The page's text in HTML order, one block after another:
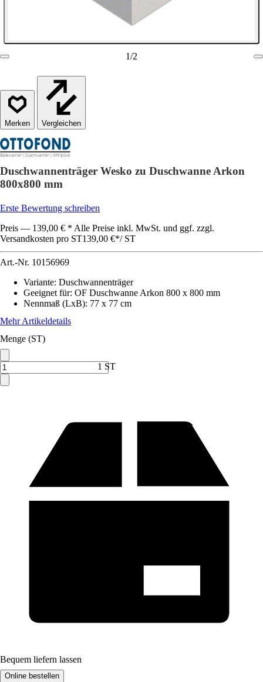
1/2
Vergleichen
Duschwannenträger Wesko zu Duschwanne Arkon
800x800 mm
Erste Bewertung schreiben
Preis — 139,00 € * Alle Preise inkl. MwSt. und ggf. zzgl.
Versandkosten pro ST139,00 €*/ ST
Art.-Nr. 10156969
Variante: Duschwannenträger
Geeignet für: OF Duschwanne Arkon 800 x 800 mm
Nennmaß (LxB): 77 x 77 cm
Mehr Artikeldetails
Menge (ST)
1 ST
Bequem liefern lassen
Online bestellen